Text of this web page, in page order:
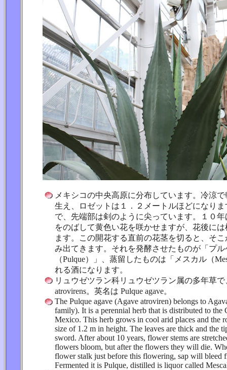
メキシコの中央高原に分布しています。冷涼
生え、ロゼットは１．２メートルほどになり
で、先端部は剣のように尖っています。１０
をのばして黄色い花を咲かせますが、花後に
ます。この開花する直前の花茎を切ると、そ
み出てきます。それを発酵させたものが「プル
（Pulque）」、蒸留したものは「メスカル（
れる酒になります。
リュウゼツラン科リュウゼツラン属の多年草で
atrovirens。英名は Pulque agave。
The Pulque agave (Agave atroviren) belongs to
family). It is a perennial herb that is distributed to the
Mexico. This herb grows in cool arid places and the
size of 1.2 m in height. The leaves are thick and the
sword. After about 10 years, flower stems are
flowers bloom, but after the flowers they will die.
flower stalk just before this flowering, sap will bleed
Fermented it is Pulque, distilled is liquor called